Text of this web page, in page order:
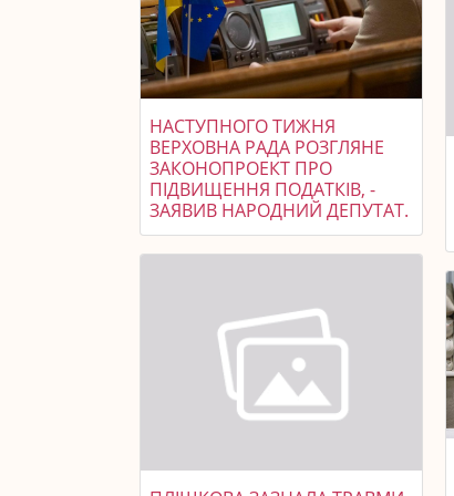
НАСТУПНОГО ТИЖНЯ
ВЕРХОВНА РАДА РОЗГЛЯНЕ
ЗАКОНОПРОЕКТ ПРО
ПІДВИЩЕННЯ ПОДАТКІВ, -
ЗАЯВИВ НАРОДНИЙ ДЕПУТАТ.